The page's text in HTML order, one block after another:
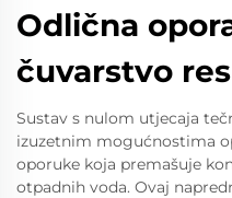
Odlična
čuvarstvo
Sustav s nulom utjecaja
izuzetnim mogućnostima
oporuke koja premašuje
otpadnih voda. Ovaj